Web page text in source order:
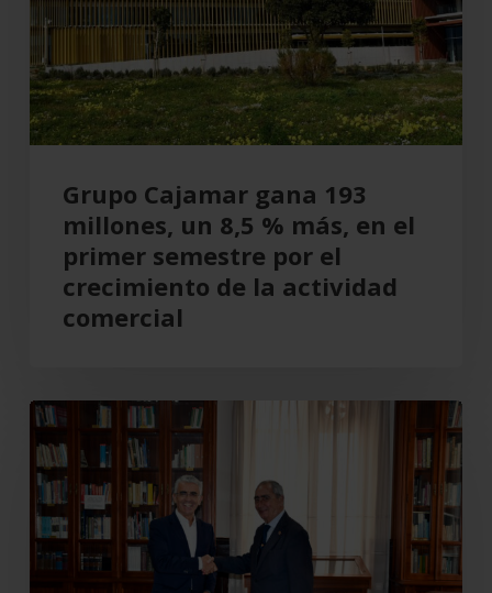
un
8,5
%
más,
en
primer
semestre
crecimiento
actividad
comercial
Grupo Cajamar gana 193
millones, un 8,5 % más, en el
primer semestre por el
crecimiento de la actividad
comercial
Cajamar
recupera
el
Teatro
Cervantes
para